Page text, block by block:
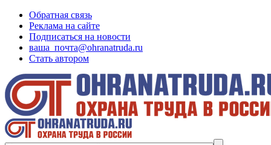
Обратная связь
Реклама на сайте
Подписаться на новости
ваша_почта@ohranatruda.ru
Стать автором